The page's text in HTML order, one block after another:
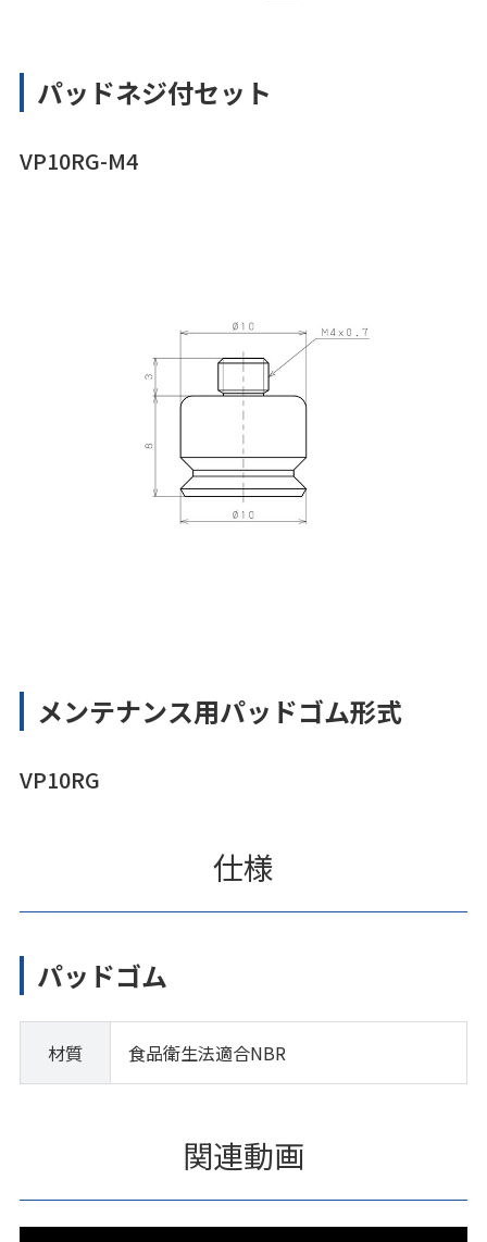
パッドネジ付セット
VP10RG-M4
メンテナンス用パッドゴム形式
VP10RG
仕様
パッドゴム
材質 食品衛生法適合NBR
関連動画